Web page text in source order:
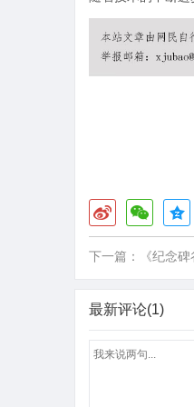
下一篇： 《纪念
最新评论(1)